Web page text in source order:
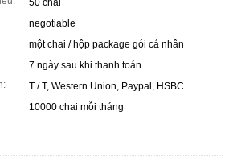
50 chai
negotiable
một chai / hộp package gói cá nhân
7 ngày sau khi thanh toán
T / T, Western Union, Paypal, HSBC
10000 chai mỗi tháng